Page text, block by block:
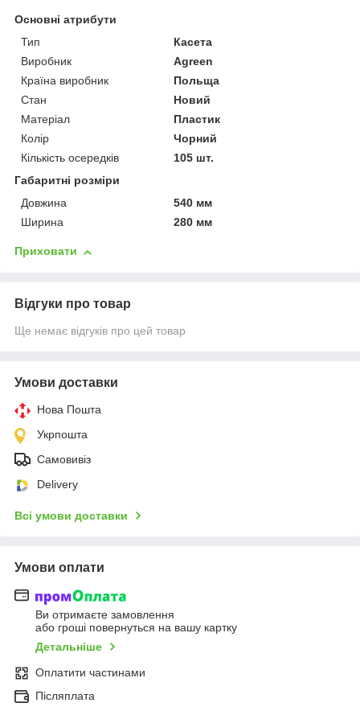
Основні атрибути
Тип
Касета
Виробник
Agreen
Країна виробник
Польща
Стан
Новий
Матеріал
Пластик
Колір
Чорний
Кількість осередків
105 шт.
Габаритні розміри
Довжина
540 мм
Ширина
280 мм
Приховати
Відгуки про товар
Ще немає відгуків про цей товар
Умови доставки
Нова Пошта
Укрпошта
Самовивіз
Delivery
Всі умови доставки
Умови оплати
Ви отримаєте замовлення
або гроші повернуться на вашу картку
Детальніше
Оплатити частинами
Післяплата